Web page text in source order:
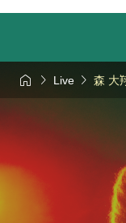
  Live  森 大